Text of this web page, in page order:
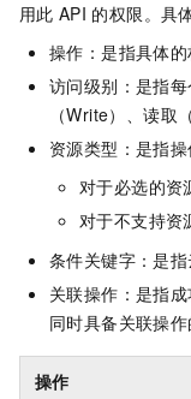
用此 API 的权限。具
操作：是指具体的
访问级别：是指
（Write）、读取
资源类型：是指
对于必选的资
对于不支持资
条件关键字：是指
关联操作：是指
同时具备关联操作
操作